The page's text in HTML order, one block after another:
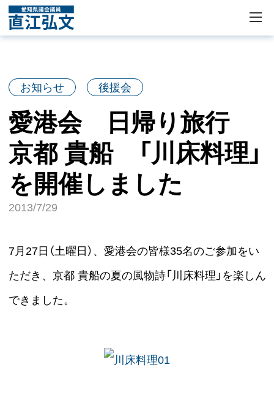
お知らせ 後援会
愛港会 日帰り旅行
京都 貴船 「川床料理」
を開催しました
2013/7/29
7月27日（土曜日）、愛港会の皆様35名のご参加をい
ただき、京都 貴船の夏の風物詩「川床料理」を楽しん
できました。